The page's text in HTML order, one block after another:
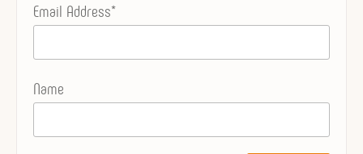
Email Address*
Name